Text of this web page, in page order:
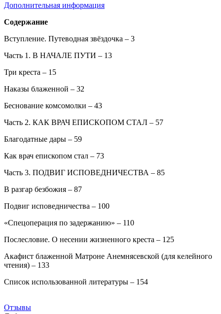
Дополнительная информация
Содержание
Вступление. Путеводная звёздочка – 3
Часть 1. В НАЧАЛЕ ПУТИ – 13
Три креста – 15
Наказы блаженной – 32
Беснование комсомолки – 43
Часть 2. КАК ВРАЧ ЕПИСКОПОМ СТАЛ – 57
Благодатные дары – 59
Как врач епископом стал – 73
Часть 3. ПОДВИГ ИСПОВЕДНИЧЕСТВА – 85
В разгар безбожия – 87
Подвиг исповедничества – 100
«Спецоперация по задержанию» – 110
Послесловие. О несении жизненного креста – 125
Акафист блаженной Матроне Анемнясевской (для келейного
чтения) – 133
Список использованной литературы – 154
Отзывы